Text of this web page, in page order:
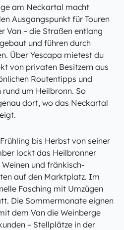
am Neckartal macht
Ausgangspunkt für Touren
Van – die Straßen entlang
und führen durch
Über Yescapa mietest du
von privaten Besitzern aus
Routentipps und
um Heilbronn. So
dort, wo das Neckartal
bis Herbst von seiner
lockt das Heilbronner
und fränkisch-
auf den Marktplatz. Im
Fasching mit Umzügen
Die Sommermonate eignen
dem Van die Weinberge
– Stellplätze in der